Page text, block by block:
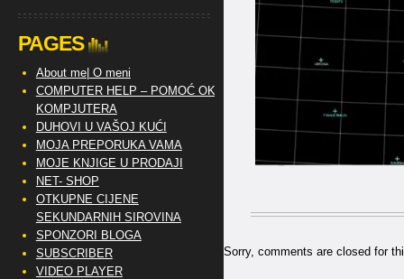
Sorry, comments are closed for
PAGES
About me| O meni
COMPUTER HELP – POMOĆ OKO
KOMPJUTERA
DUHOVI U VAŠOJ KUĆI
MOJA PREPORUKA VAMA
MOJE KNJIGE U PRODAJI
NET- SHOP
OTKUPNE CIJENE
SEKUNDARNIH SIROVINA
SPONZORI BLOGA
SUBSCRIBER
VIDEO PLAYER